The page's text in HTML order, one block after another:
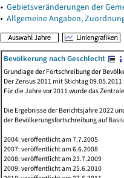
▸ Gebietsveränderungen der
▸ Allgemeine Angaben,
Bevölkerung nach Geschlecht
Grundlage der Fortschreibung der
Der Zensus 2011 mit Stichtag
Für die Jahre vor 2011 wurde das
Die Ergebnisse der Berichtsjahre 2022
der Bevölkerungsfortschreibung auf
2004: veröffentlicht am 7.7.2005
2007: veröffentlicht am 6.6.2008
2008: veröffentlicht am 23.7.2009
2009: veröffentlicht am 25.6.2010